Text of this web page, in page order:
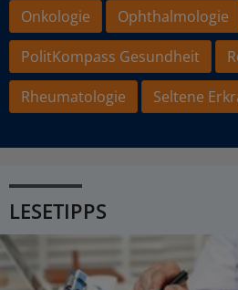
Onkologie
Ophthalmologie
PolitKompass Gesundheit
Rheumatologie
Seltene
LESETIPPS